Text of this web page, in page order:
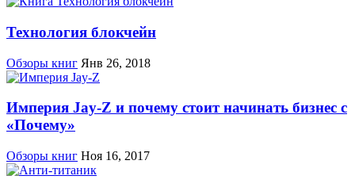
Технология блокчейн
Обзоры книг Янв 26, 2018
Империя Jay-Z и почему стоит начинать бизнес с
«Почему»
Обзоры книг Ноя 16, 2017